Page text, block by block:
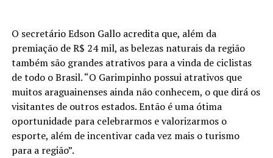
O secretário Edson Gallo acredita que, além da
premiação de R$ 24 mil, as belezas naturais da região
também são grandes atrativos para a vinda de ciclistas
de todo o Brasil. “O Garimpinho possui atrativos que
muitos araguainenses ainda não conhecem, o que dirá os
visitantes de outros estados. Então é uma ótima
oportunidade para celebrarmos e valorizarmos o
esporte, além de incentivar cada vez mais o turismo
para a região”.